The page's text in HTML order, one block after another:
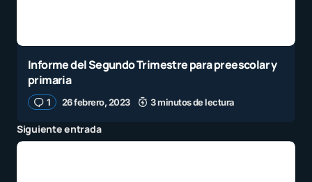
Informe del Segundo Trimestre para preescolar y
primaria
1 26 febrero, 2023 3 minutos de lectura
Siguiente entrada